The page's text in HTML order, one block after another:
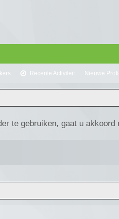
Recente Activiteit Nieuwe
te gebruiken, gaat u